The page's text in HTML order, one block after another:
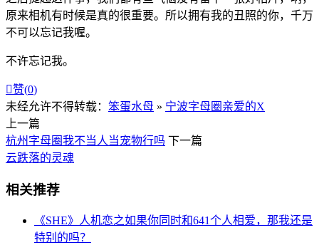
原来相机有时候是真的很重要。所以拥有我的丑照的你，千万
不可以忘记我喔。
不许忘记我。
赞(0)
未经允许不得转载： 笨蛋水母 » 宁波字母圈亲爱的X
上一篇
杭州字母圈我不当人当宠物行吗 下一篇
云跌落的灵魂
相关推荐
《SHE》人机恋之如果你同时和641个人相爱，那我还是
特别的吗？